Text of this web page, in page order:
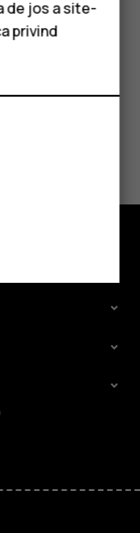
de jos a site-
privind